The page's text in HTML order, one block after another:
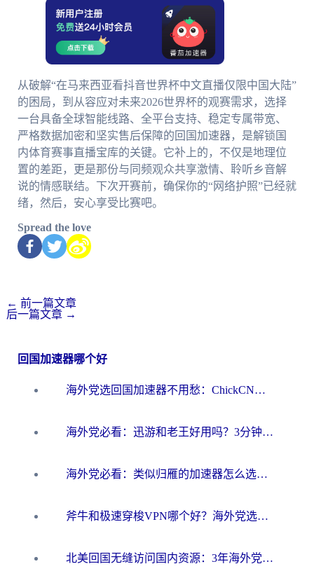
从破解“在马来西亚看抖音世界杯中文直播仅限中国大陆”
的困局，到从容应对未来2026世界杯的观赛需求，选择
一台具备全球智能线路、全平台支持、稳定专属带宽、
严格数据加密和坚实售后保障的回国加速器，是解锁国
内体育赛事直播宝库的关键。它补上的，不仅是地理位
置的差距，更是那份与同频观众共享激情、聆听乡音解
说的情感联结。下次开赛前，确保你的“网络护照”已经就
绪，然后，安心享受比赛吧。
Spread the love
← 前一篇文章
后一篇文章 →
回国加速器哪个好
海外党选回国加速器不用愁：ChickCN和洞见哪个好？一篇搞定所有疑问
海外党必看：迅游和老王好用吗？3分钟选对加速国内网络的加速器
海外党必看：类似归雁的加速器怎么选？一篇搞定无缝访问国内资源
斧牛和极速穿梭VPN哪个好？海外党选回国加速器必看的真实对比与避坑指南
北美回国无缝访问国内资源：3年海外党亲测的加速器选择指南